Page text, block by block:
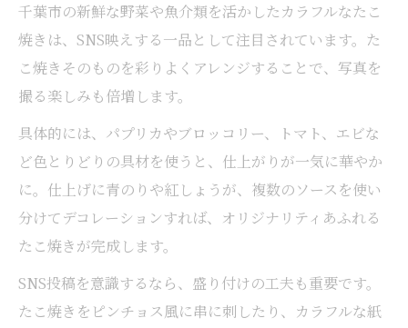
千葉市の新鮮な野菜や魚介類を活かしたカラフルなたこ
焼きは、SNS映えする一品として注目されています。た
こ焼きそのものを彩りよくアレンジすることで、写真を
撮る楽しみも倍増します。
具体的には、パプリカやブロッコリー、トマト、エビな
ど色とりどりの具材を使うと、仕上がりが一気に華やか
に。仕上げに青のりや紅しょうが、複数のソースを使い
分けてデコレーションすれば、オリジナリティあふれる
たこ焼きが完成します。
SNS投稿を意識するなら、盛り付けの工夫も重要です。
たこ焼きをピンチョス風に串に刺したり、カラフルな紙